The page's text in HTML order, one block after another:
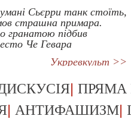
Сьєрри танк стоїть,
страшна примара.
гранатою підбив
Че Гевара
Укрревкульт >>
| ПРЯМА
| АНТИФАШИЗМ|